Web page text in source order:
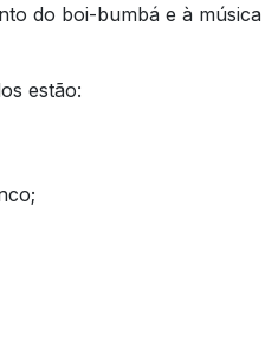
do boi-bumbá e à música
estão: